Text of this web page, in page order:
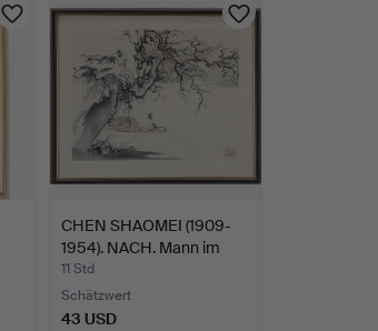
CHEN SHAOMEI (1909-
1954). NACH. Mann im
Bo…
11 Std
Schätzwert
43 USD